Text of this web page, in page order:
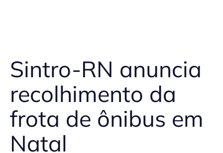
Sintro-RN anuncia
recolhimento da
frota de ônibus em
Natal